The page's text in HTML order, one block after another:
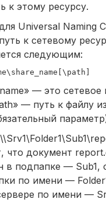
к этому ресурсу.
Universal Naming
к сетевому
следующим:
— это
— путь к файлу
что документ
в подпапке — Sub1,
по имени —
по имени —